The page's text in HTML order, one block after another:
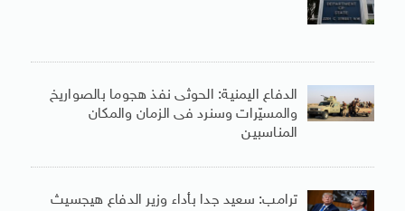
الدفاع اليمنية: الحوثى نفذ هجوما بالصواريخ
والمسيّرات وسنرد فى الزمان والمكان
المناسبين
ترامب: سعيد جدا بأداء وزير الدفاع هيجسيث